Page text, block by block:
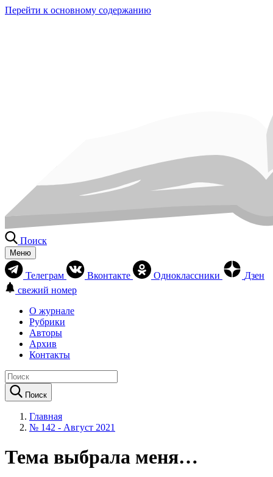
Перейти к основному содержанию
Поиск
Меню
Телеграм Вконтакте Одноклассники
Дзен
свежий номер
О журнале
Рубрики
Авторы
Архив
Контакты
Поиск
Главная
№ 142 - Август 2021
Тема выбрала меня…